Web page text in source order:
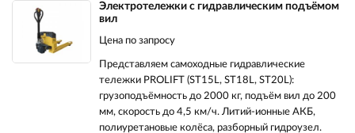
Электротележки с гидравлическим подъёмом
вил
Цена по запросу
Представляем самоходные гидравлические
тележки PROLIFT (ST15L, ST18L, ST20L):
грузоподъёмность до 2000 кг, подъём вил до 200
мм, скорость до 4,5 км/ч. Литий‑ионные АКБ,
полиуретановые колёса, разборный гидроузел.